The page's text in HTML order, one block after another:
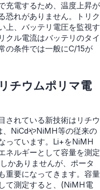
充電するため、温度上昇が
恐れがありません。トリク
上、バッテリ電圧を監視す
クル電流はバッテリのタイ
の条件では一般にC/15が
チウムポリマ電
されている新技術はリチウ
NiCdやNiMH等の従来の
っています。Li+をNiMH
ネルギーとして容量を測定
かありませんが、ポータ
重要になってきます。容量
て測定すると、(NiMH電